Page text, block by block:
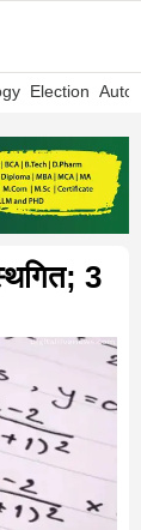
Election Auto
3